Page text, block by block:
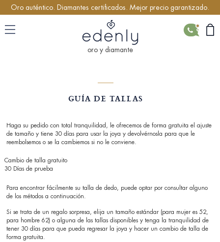
Oro auténtico. Diamantes certificados. Mejor precio garantizado.
CONTACTO
oro y diamante
GUÍA DE TALLAS
Haga su pedido con total tranquilidad, le ofrecemos de forma gratuita el ajuste
de tamaño y tiene 30 días para usar la joya y devolvérnosla para que le
reembolsemos o se la cambiemos si no le conviene.
Cambio de talla gratuito
30 Días de prueba
Para encontrar fácilmente su talla de dedo, puede optar por consultar alguno
de los métodos a continuación.
Si se trata de un regalo sorpresa, elija un tamaño estándar (para mujer es 52,
para hombre 62) o alguna de las tallas disponibles y tenga la tranquilidad de
tener 30 días para que pueda regresar la joya y hacer un cambio de talla de
forma gratuita.